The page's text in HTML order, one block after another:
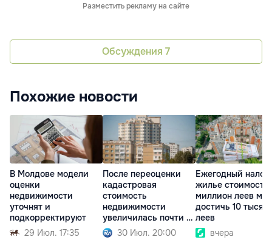
Разместить рекламу на сайте
Обсуждения 7
Похожие новости
В Молдове модели
оценки
недвижимости
уточнят и
подкорректируют
29 Июл. 17:35
После переоценки
кадастровая
стоимость
недвижимости
увеличилась почти в
3 раза30 Июл. 20:00
Ежегодный налог
жилье
миллион леев
достичь 10 тысяч
леев
вчера